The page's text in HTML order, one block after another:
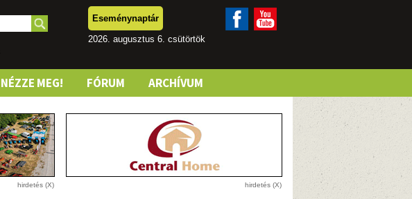
Eseménynaptár
2026. augusztus 6. csütörtök
NÉZZE MEG! FÓRUM ARCHÍVUM